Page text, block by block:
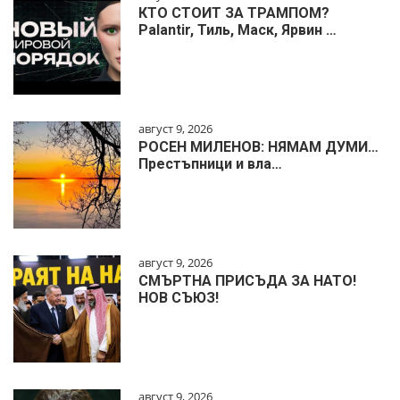
КТО СТОИТ ЗА ТРАМПОМ?
Palantir, Тиль, Маск, Ярвин …
август 9, 2026
РОСЕН МИЛЕНОВ: НЯМАМ ДУМИ…
Престъпници и вла…
август 9, 2026
СМЪРТНА ПРИСЪДА ЗА НАТО!
НОВ СЪЮЗ!
август 9, 2026